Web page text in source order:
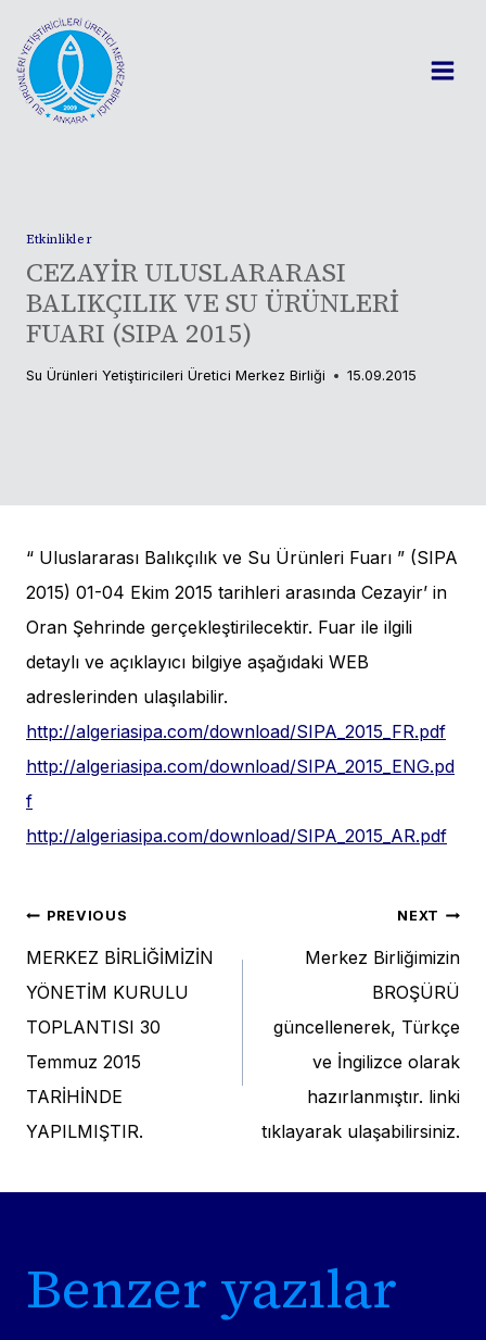
content
Etkinlikler
CEZAYİR ULUSLARARASI
BALIKÇILIK VE SU ÜRÜNLERİ
FUARI (SIPA 2015)
Su Ürünleri Yetiştiricileri Üretici Merkez Birliği 15.09.2015
“ Uluslararası Balıkçılık ve Su Ürünleri Fuarı ” (SIPA
2015) 01-04 Ekim 2015 tarihleri arasında Cezayir’ in
Oran Şehrinde gerçekleştirilecektir. Fuar ile ilgili
detaylı ve açıklayıcı bilgiye aşağıdaki WEB
adreslerinden ulaşılabilir.
http://algeriasipa.com/download/SIPA_2015_FR.pdf
http://algeriasipa.com/download/SIPA_2015_ENG.pd
f
http://algeriasipa.com/download/SIPA_2015_AR.pdf
Post
navigation
PREVIOUS
MERKEZ BİRLİĞİMİZİN
YÖNETİM KURULU
TOPLANTISI 30
Temmuz 2015
TARİHİNDE
YAPILMIŞTIR.
NEXT
Merkez Birliğimizin
BROŞÜRÜ
güncellenerek, Türkçe
ve İngilizce olarak
hazırlanmıştır. linki
tıklayarak ulaşabilirsiniz.
Benzer yazılar